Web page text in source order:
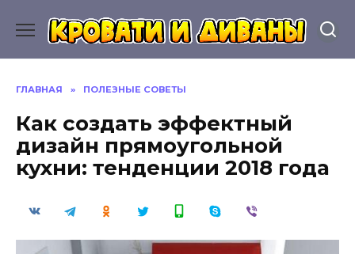
содержанию
ГЛАВНАЯ » ПОЛЕЗНЫЕ СОВЕТЫ
Как создать эффектный
дизайн прямоугольной
кухни: тенденции 2018 года